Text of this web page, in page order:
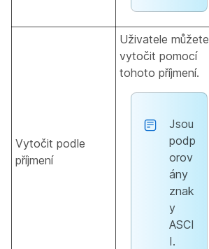
Vytočit podle
příjmení
Uživatele můžete
vytočit pomocí
tohoto příjmení.
Jsou
podp
orov
ány
znak
y
ASCI
I.